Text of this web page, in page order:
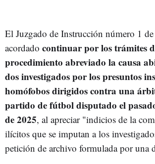
El Juzgado de Instrucción número 1
acordado continuar por los trámites
procedimiento abreviado la causa
dos investigados por los presuntos
homófobos dirigidos contra una
partido de fútbol disputado el
de 2025, al apreciar "indicios de la
ilícitos que se imputan a los
petición de archivo formulada por una